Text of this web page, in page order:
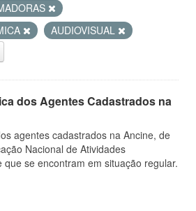
AUDIOVISUAL
dos Agentes Cadastrados na
agentes cadastrados na Ancine, de
Nacional de Atividades
que se encontram em situação regular.